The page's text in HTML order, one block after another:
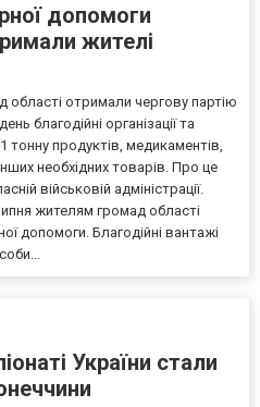
допомоги
жителі
області отримали чергову партію
благодійні організації та
продуктів, медикаментів,
необхідних товарів. Про це
військовій адміністрації.
жителям громад області
допомоги. Благодійні вантажі
України стали